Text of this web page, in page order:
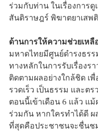
ร่วมกับท่าน ในเรื่องการ
สันติราษฎร์ พิฆาตยาเสพ
ด้านการให้ความช่วยเห
มหาดไทยมีศูนย์ดำรงธร
ทางหลักในการรับเรื่องร
ติดตามผลอย่างใกล้ชิด เ
รวดเร็ว เป็นธรรม และต
ตอนนี้เข้าเดือน 6 แล้ว แ
ร่วมกัน หากใครทำได้ดี
ที่สุดคือประชาชนจะชื่นช